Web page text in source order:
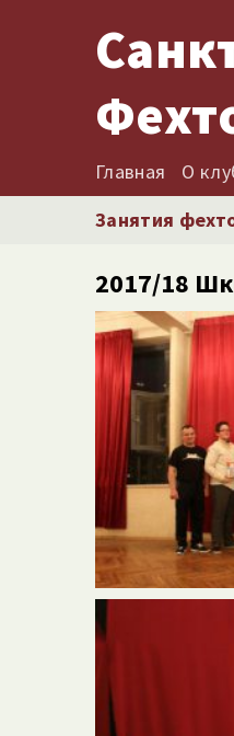
Главная О
Занятия
2017/​18